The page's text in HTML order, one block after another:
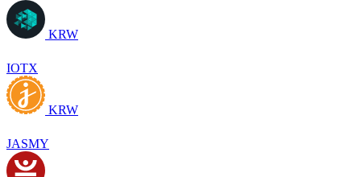
KRW
IOTX
KRW
JASMY